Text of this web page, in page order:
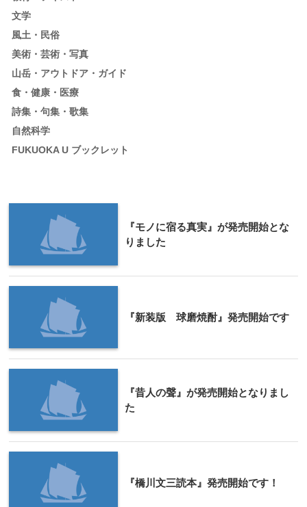
文学
風土・民俗
美術・芸術・写真
山岳・アウトドア・ガイド
食・健康・医療
詩集・句集・歌集
自然科学
FUKUOKA U ブックレット
『モノに宿る真実』が発売開始とな
りました
『新装版 球磨焼酎』発売開始です
『昔人の聲』が発売開始となりまし
た
『橋川文三読本』発売開始です！